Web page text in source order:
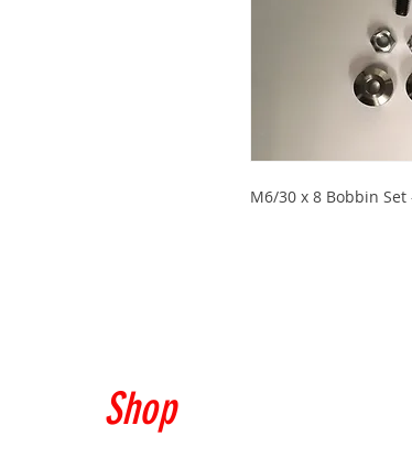
M6/30 x 8 Bobbin
Shop